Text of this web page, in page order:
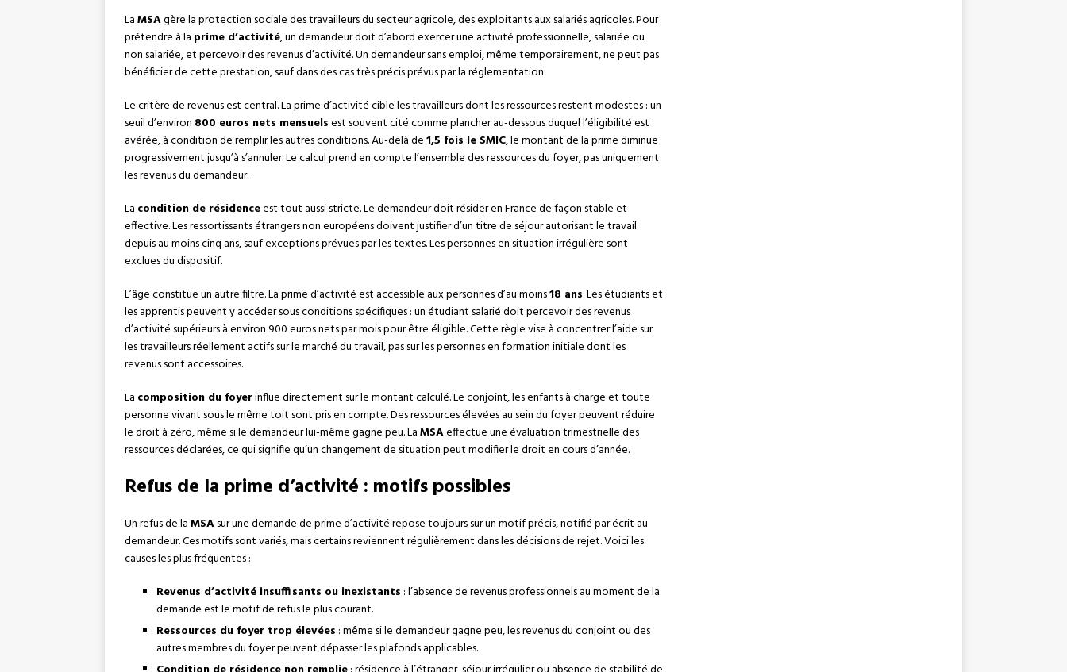
LaMSAgère la protection sociale des travailleurs du secteur agricole, des exploitants aux salariés agricoles. Pour
prétendre à la prime d’activité, un demandeur doit d’abord exercer une activité professionnelle, salariée ou
non salariée, et percevoir des revenus d’activité. Un demandeur sans emploi, même temporairement, ne peut pas
bénéficier de cette prestation, sauf dans des cas très précis prévus par la réglementation.
Le critère de revenus est central. La prime d’activité cible les travailleurs dont les ressources restent modestes : un
seuil d’environ 800 euros nets mensuelsest souvent cité comme plancher au-dessous duquel l’éligibilité est
avérée, à condition de remplir les autres conditions. Au-delà de1,5 fois le SMIC, le montant de la prime diminue
progressivement jusqu’à s’annuler. Le calcul prend en compte l’ensemble des ressources du foyer, pas uniquement
les revenus du demandeur.
La condition de résidenceest tout aussi stricte. Le demandeur doit résider en France de façon stable et
effective. Les ressortissants étrangers non européens doivent justifier d’un titre de séjour autorisant le travail
depuis au moins cinq ans, sauf exceptions prévues par les textes. Les personnes en situation irrégulière sont
exclues du dispositif.
L’âge constitue un autre filtre. La prime d’activité est accessible aux personnes d’au moins18 ans. Les étudiants et
les apprentis peuvent y accéder sous conditions spécifiques : un étudiant salarié doit percevoir des revenus
d’activité supérieurs à environ 900 euros nets par mois pour être éligible. Cette règle vise à concentrer l’aide sur
les travailleurs réellement actifs sur le marché du travail, pas sur les personnes en formation initiale dont les
revenus sont accessoires.
La composition du foyerinflue directement sur le montant calculé. Le conjoint, les enfants à charge et toute
personne vivant sous le même toit sont pris en compte. Des ressources élevées au sein du foyer peuvent réduire
le droit à zéro, même si le demandeur lui-même gagne peu. LaMSAeffectue une évaluation trimestrielle des
ressources déclarées, ce qui signifie qu’un changement de situation peut modifier le droit en cours d’année.
Refus de la prime d’activité : motifs possibles
Un refus de laMSAsur une demande de prime d’activité repose toujours sur un motif précis, notifié par écrit au
demandeur. Ces motifs sont variés, mais certains reviennent régulièrement dans les décisions de rejet. Voici les
causes les plus fréquentes :
Revenus d’activité insuffisants ou inexistants : l’absence de revenus professionnels au moment de la
demande est le motif de refus le plus courant.
Ressources du foyer trop élevées : même si le demandeur gagne peu, les revenus du conjoint ou des
autres membres du foyer peuvent dépasser les plafonds applicables.